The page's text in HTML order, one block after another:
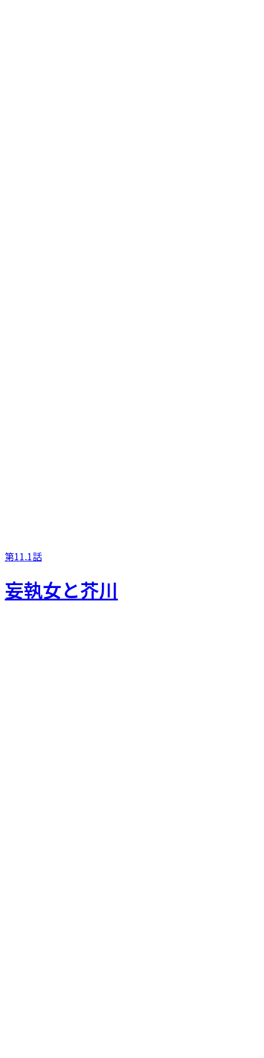
第11.1話
妄執女と芥川